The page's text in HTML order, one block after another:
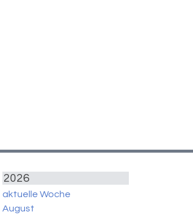
2026
aktuelle Woche
August